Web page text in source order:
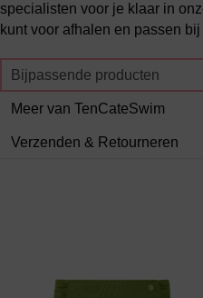
specialisten voor je klaar in
kunt voor afhalen en passen
Bijpassende producten
Meer van TenCateSwim
Verzenden & Retourneren